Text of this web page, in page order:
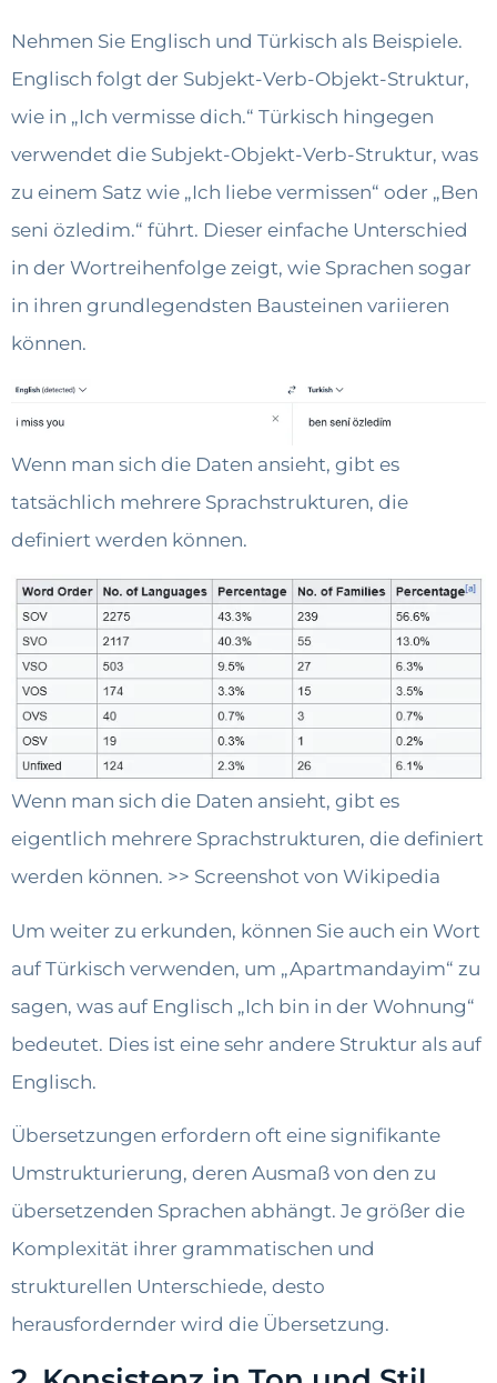
Nehmen Sie Englisch und Türkisch als Beispiele.
Englisch folgt der Subjekt-Verb-Objekt-Struktur,
wie in „Ich vermisse dich.“ Türkisch hingegen
verwendet die Subjekt-Objekt-Verb-Struktur, was
zu einem Satz wie „Ich liebe vermissen“ oder „Ben
seni özledim.“ führt. Dieser einfache Unterschied
in der Wortreihenfolge zeigt, wie Sprachen sogar
in ihren grundlegendsten Bausteinen variieren
können.
Wenn man sich die Daten ansieht, gibt es
tatsächlich mehrere Sprachstrukturen, die
definiert werden können.
Wenn man sich die Daten ansieht, gibt es
eigentlich mehrere Sprachstrukturen, die definiert
werden können. >> Screenshot von Wikipedia
Um weiter zu erkunden, können Sie auch ein Wort
auf Türkisch verwenden, um „Apartmandayim“ zu
sagen, was auf Englisch „Ich bin in der Wohnung“
bedeutet. Dies ist eine sehr andere Struktur als auf
Englisch.
Übersetzungen erfordern oft eine signifikante
Umstrukturierung, deren Ausmaß von den zu
übersetzenden Sprachen abhängt. Je größer die
Komplexität ihrer grammatischen und
strukturellen Unterschiede, desto
herausfordernder wird die Übersetzung.